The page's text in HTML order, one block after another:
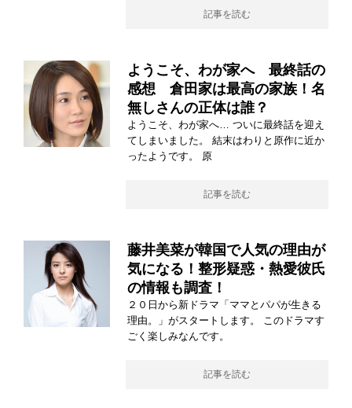
記事を読む
ようこそ、わが家へ 最終話の
感想 倉田家は最高の家族！名
無しさんの正体は誰？
ようこそ、わが家へ… ついに最終話を迎え
てしまいました。 結末はわりと原作に近か
ったようです。 原
記事を読む
藤井美菜が韓国で人気の理由が
気になる！整形疑惑・熱愛彼氏
の情報も調査！
２０日から新ドラマ「ママとパパが生きる
理由。」がスタートします。 このドラマす
ごく楽しみなんです。
記事を読む